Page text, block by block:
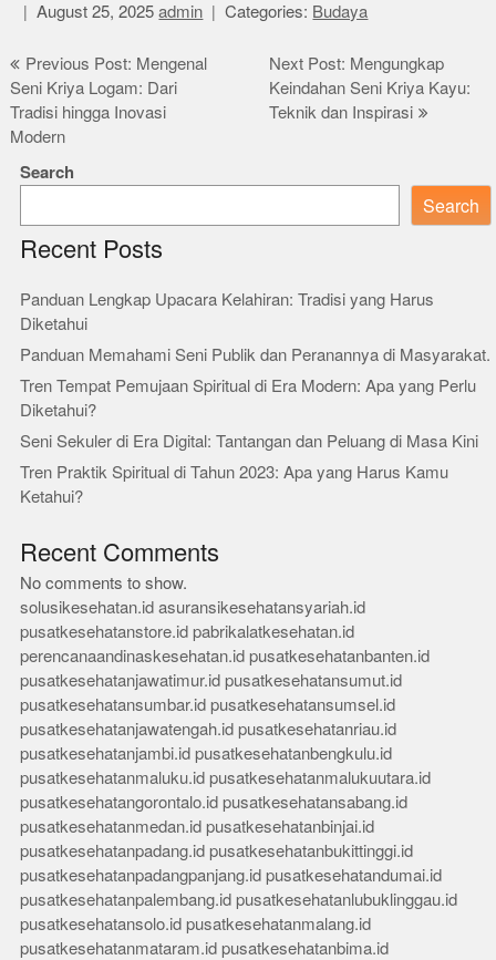
August 25, 2025 admin Categories: Budaya
Post
navigation
Previous Post: Mengenal
Seni Kriya Logam: Dari
Tradisi hingga Inovasi
Modern
Next Post: Mengungkap
Keindahan Seni Kriya Kayu:
Teknik dan Inspirasi
Search
Search
Recent Posts
Panduan Lengkap Upacara Kelahiran: Tradisi yang Harus
Diketahui
Panduan Memahami Seni Publik dan Peranannya di Masyarakat.
Tren Tempat Pemujaan Spiritual di Era Modern: Apa yang Perlu
Diketahui?
Seni Sekuler di Era Digital: Tantangan dan Peluang di Masa Kini
Tren Praktik Spiritual di Tahun 2023: Apa yang Harus Kamu
Ketahui?
Recent Comments
No comments to show.
solusikesehatan.id asuransikesehatansyariah.id
pusatkesehatanstore.id pabrikalatkesehatan.id
perencanaandinaskesehatan.id pusatkesehatanbanten.id
pusatkesehatanjawatimur.id pusatkesehatansumut.id
pusatkesehatansumbar.id pusatkesehatansumsel.id
pusatkesehatanjawatengah.id pusatkesehatanriau.id
pusatkesehatanjambi.id pusatkesehatanbengkulu.id
pusatkesehatanmaluku.id pusatkesehatanmalukuutara.id
pusatkesehatangorontalo.id pusatkesehatansabang.id
pusatkesehatanmedan.id pusatkesehatanbinjai.id
pusatkesehatanpadang.id pusatkesehatanbukittinggi.id
pusatkesehatanpadangpanjang.id pusatkesehatandumai.id
pusatkesehatanpalembang.id pusatkesehatanlubuklinggau.id
pusatkesehatansolo.id pusatkesehatanmalang.id
pusatkesehatanmataram.id pusatkesehatanbima.id